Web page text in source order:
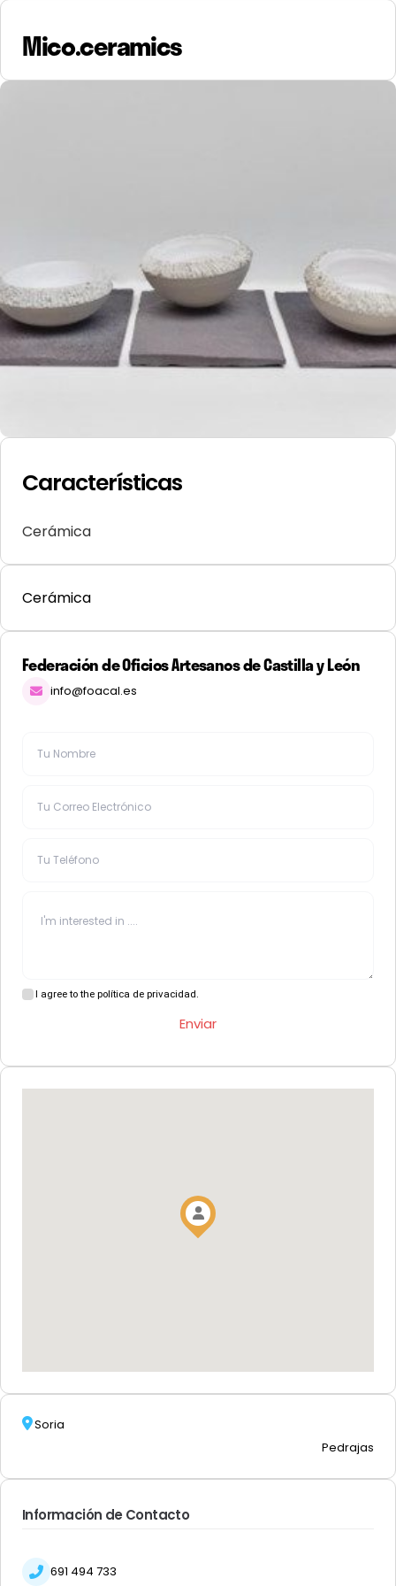
Mico.ceramics
Características
Cerámica
Cerámica
Federación de Oficios Artesanos de Castilla y León
info@foacal.es
I agree to the política de privacidad.
Enviar
Soria
Pedrajas
Información de Contacto
691 494 733